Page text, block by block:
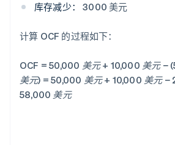
库存减少：
3000 美元
计算 OCF 的过程如下：
OCF = 50,000 美元 + 10,000 美元 −
美元) = 50,000 美元 + 10,000 美元 −
58,000 美元